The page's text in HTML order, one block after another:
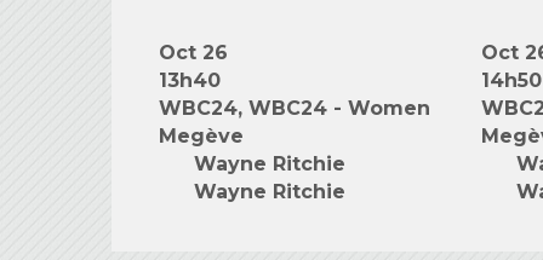
Oct 26
13h40
WBC24, WBC24 - Women
Megève
Wayne Ritchie
Wayne Ritchie
Oct
14h50